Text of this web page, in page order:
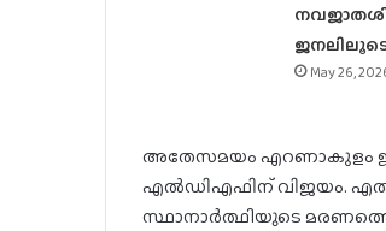
May 26,
അതേസമയം എറണാകുളം
എല്‍ഡിഎഫിന് വിജയം.
സ്ഥാനാര്‍ത്ഥിയുടെ